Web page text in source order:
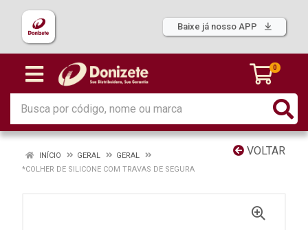
Baixe já nosso APP
0
VOLTAR
INÍCIO GERAL
GERAL
*COLHER DE SILICONE COM TRAVAS DE SEGURA